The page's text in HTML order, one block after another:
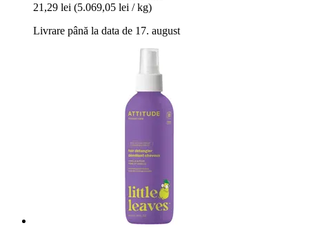
21,29 lei (5.069,05 lei / kg)
Livrare până la data de 17. august